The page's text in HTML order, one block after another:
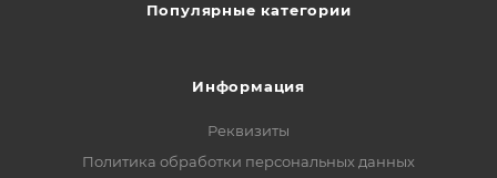
Популярные категории
Информация
Реквизиты
Политика обработки персональных данных